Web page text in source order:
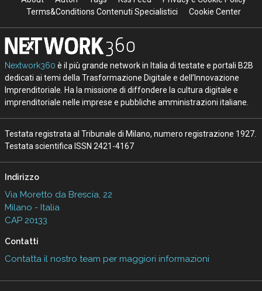
Terms&Conditions Contenuti Specialistici
Cookie Center
Nextwork360 è il più grande network in Italia di testate e portali B2B
dedicati ai temi della Trasformazione Digitale e dell’Innovazione
Imprenditoriale. Ha la missione di diffondere la cultura digitale e
imprenditoriale nelle imprese e pubbliche amministrazioni italiane.
Testata registrata al Tribunale di Milano, numero registrazione 1927.
Testata scientifica ISSN 2421-4167
Indirizzo
Via Moretto da Brescia, 22
Milano - Italia
CAP 20133
Contatti
Contatta il nostro team per maggiori informazioni